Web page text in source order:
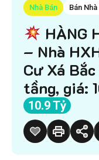
Nhà Bán Bán
HÀNG
– Nhà
Cư Xá
tầng, giá:
10.9 Tỷ